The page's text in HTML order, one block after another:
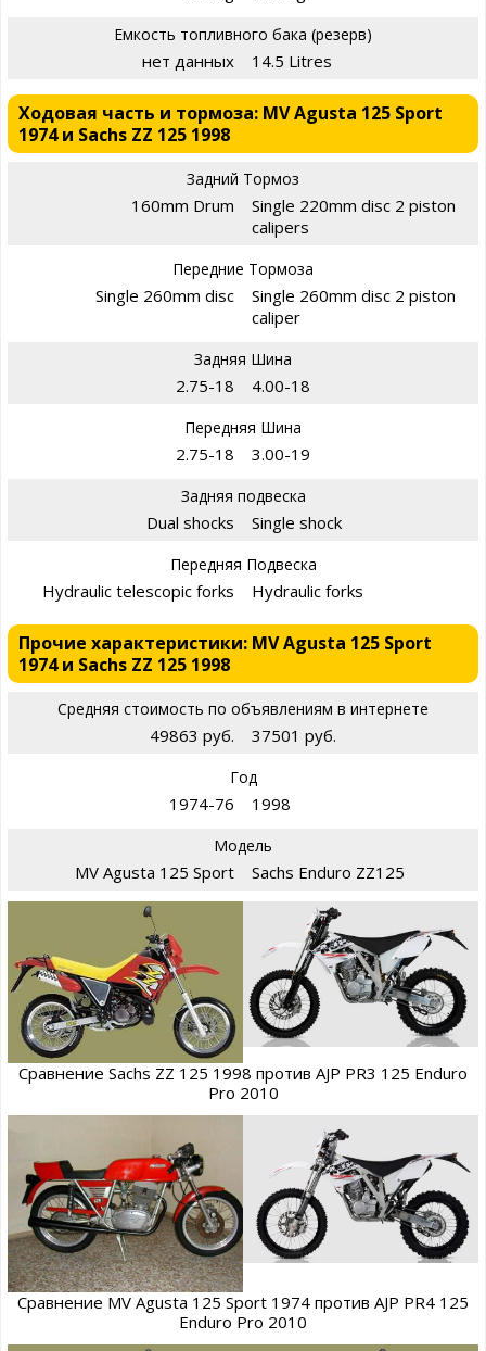
Емкость топливного бака (резерв)
нет данных 14.5 Litres
Ходовая часть и тормоза: MV Agusta 125 Sport
1974 и Sachs ZZ 125 1998
Задний Тормоз
160mm Drum
Single 220mm disc 2 piston
calipers
Передние Тормоза
Single 260mm disc
Single 260mm disc 2 piston
caliper
Задняя Шина
2.75-18 4.00-18
Передняя Шина
2.75-18 3.00-19
Задняя подвеска
Dual shocks Single shock
Передняя Подвеска
Hydraulic telescopic forks Hydraulic forks
Прочие характеристики: MV Agusta 125 Sport
1974 и Sachs ZZ 125 1998
Средняя стоимость по объявлениям в интернете
49863 руб. 37501 руб.
Год
1974-76 1998
Модель
MV Agusta 125 Sport Sachs Enduro ZZ125
Сравнение Sachs ZZ 125 1998 против AJP PR3 125 Enduro
Pro 2010
Сравнение MV Agusta 125 Sport 1974 против AJP PR4 125
Enduro Pro 2010